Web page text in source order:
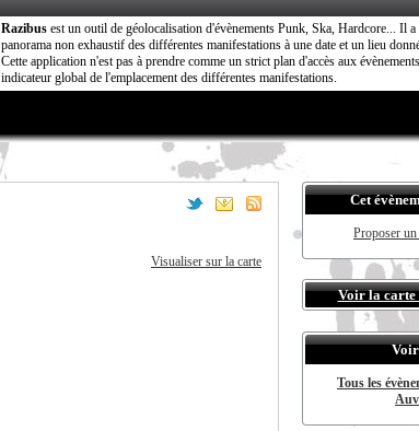
Razibus est un outil de géolocalisation d'évènements Punk, Ska, Hardcore... Il
panorama non exhaustif des différentes manifestations à une date et un lieu
Cette application n'est pas à prendre comme un strict plan d'accès aux
indicateur global de l'emplacement des différentes manifestations.
Visualiser sur la carte
Cet
Proposer
Voir la carte
Tous les